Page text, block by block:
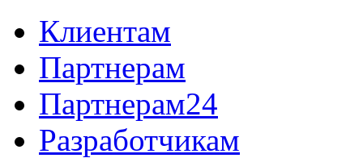
Клиентам
Партнерам
Партнерам24
Разработчикам